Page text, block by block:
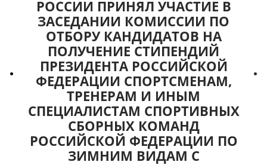
РОССИИ ПРИНЯЛ УЧАСТИЕ В
ЗАСЕДАНИИ КОМИССИИ ПО
ОТБОРУ КАНДИДАТОВ НА
ПОЛУЧЕНИЕ СТИПЕНДИЙ
ПРЕЗИДЕНТА РОССИЙСКОЙ
ФЕДЕРАЦИИ СПОРТСМЕНАМ,
ТРЕНЕРАМ И ИНЫМ
СПЕЦИАЛИСТАМ СПОРТИВНЫХ
СБОРНЫХ КОМАНД
РОССИЙСКОЙ ФЕДЕРАЦИИ ПО
ЗИМНИМ ВИДАМ С